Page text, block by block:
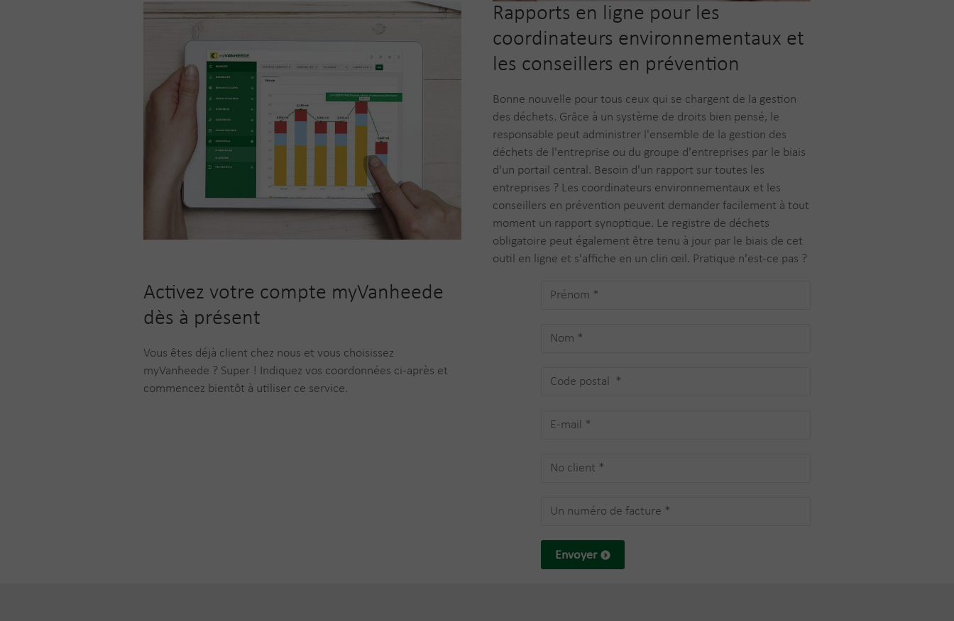
Rapports en ligne pour les
coordinateurs environnementaux et
les conseillers en prévention
Bonne nouvelle pour tous ceux qui se chargent de la gestion
des déchets. Grâce à un système de droits bien pensé, le
responsable peut administrer l'ensemble de la gestion des
déchets de l'entreprise ou du groupe d'entreprises par le biais
d'un portail central. Besoin d'un rapport sur toutes les
entreprises ? Les coordinateurs environnementaux et les
conseillers en prévention peuvent demander facilement à tout
moment un rapport synoptique. Le registre de déchets
obligatoire peut également être tenu à jour par le biais de cet
outil en ligne et s'affiche en un clin œil. Pratique n'est-ce pas ?
Activez votre compte myVanheede
dès à présent
Vous êtes déjà client chez nous et vous choisissez
myVanheede ? Super ! Indiquez vos coordonnées ci-après et
commencez bientôt à utiliser ce service.
Envoyer